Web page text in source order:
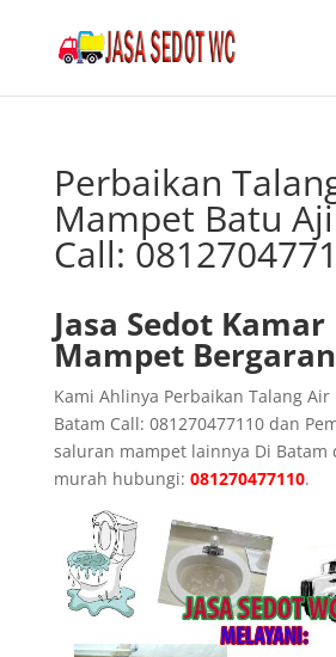
Perbaikan
Mampet Batu
Call:
Jasa Sedot
Mampet
Kami Ahlinya Perbaikan Talang
Batam Call: 081270477110 dan
saluran mampet lainnya Di Batam
murah hubungi: 081270477110.